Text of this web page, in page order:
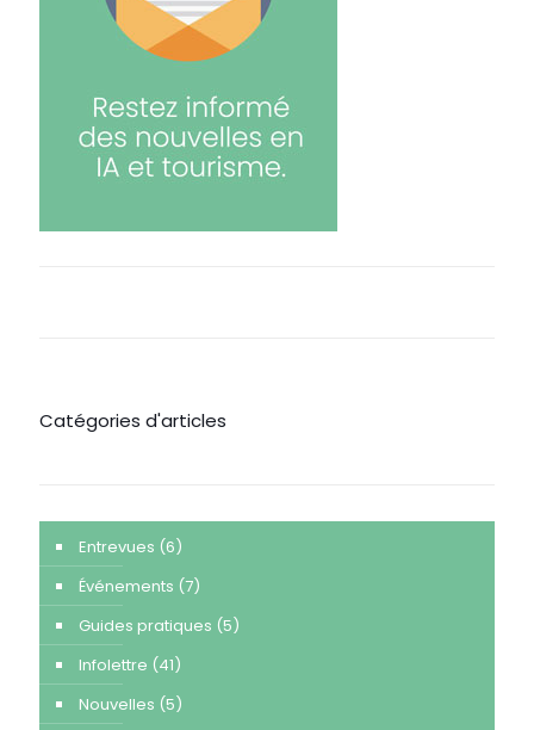
Catégories d'articles
Entrevues (6)
Événements (7)
Guides pratiques (5)
Infolettre (41)
Nouvelles (5)